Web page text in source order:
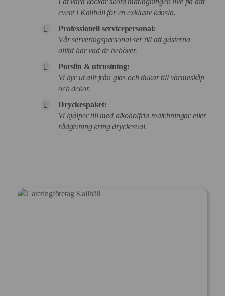
event i Kallhäll för en exklusiv känsla.
Professionell servicepersonal:
Vår serveringspersonal ser till att gästerna
alltid har vad de behöver.
Porslin & utrustning:
Vi hyr ut allt från glas och dukar till värmeskåp
och dekor.
Dryckespaket:
Vi hjälper till med alkoholfria matchningar eller
rådgivning kring dryckesval.